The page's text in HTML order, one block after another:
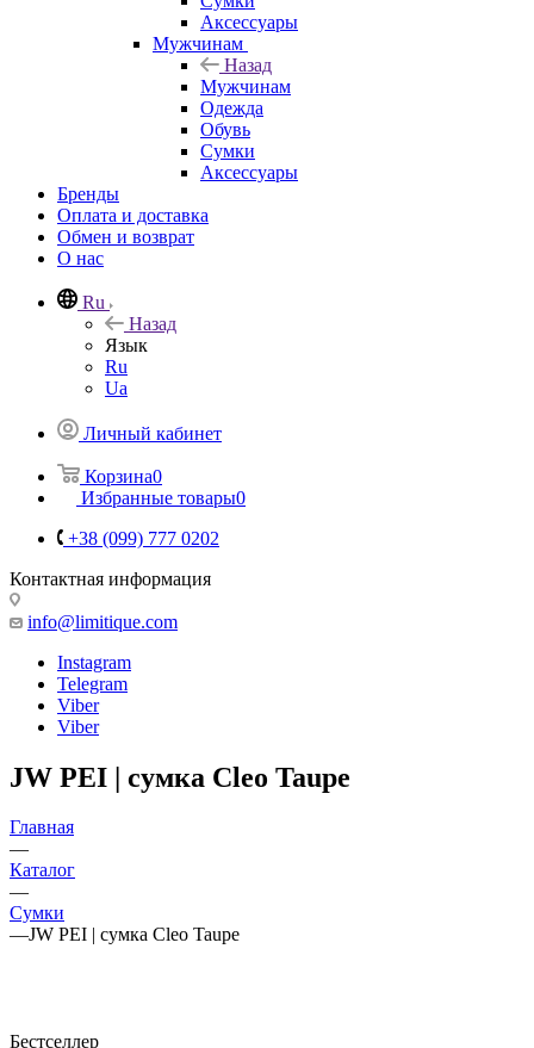
Аксессуары
Мужчинам
Назад
Мужчинам
Одежда
Обувь
Сумки
Аксессуары
Бренды
Оплата и доставка
Обмен и возврат
О нас
Ru
Назад
Язык
Ru
Ua
Личный кабинет
Корзина0
Избранные товары0
+38 (099) 777 0202
Контактная информация
info@limitique.com
Instagram
Telegram
Viber
Viber
JW PEI | сумка Cleo Taupe
Главная
—
Каталог
—
Сумки
—JW PEI | сумка Cleo Taupe
Бестселлер